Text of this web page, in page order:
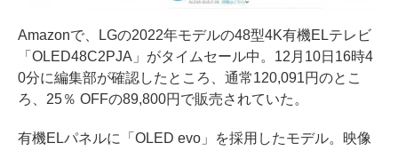
Amazonで、LGの2022年モデルの48型4K有機ELテレビ
「OLED48C2PJA」がタイムセール中。12月10日16時4
0分に編集部が確認したところ、通常120,091円のとこ
ろ、25％ OFFの89,800円で販売されていた。
有機ELパネルに「OLED evo」を採用したモデル。映像